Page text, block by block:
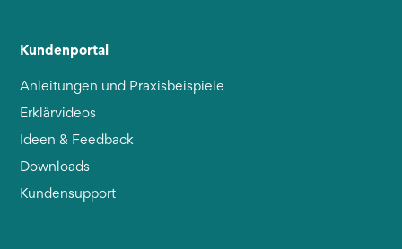
Kundenportal
Anleitungen und Praxisbeispiele
Erklärvideos
Ideen & Feedback
Downloads
Kundensupport